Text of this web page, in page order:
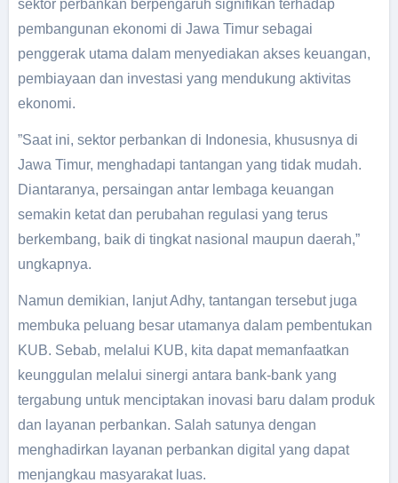
sektor perbankan berpengaruh signifikan terhadap
pembangunan ekonomi di Jawa Timur sebagai
penggerak utama dalam menyediakan akses keuangan,
pembiayaan dan investasi yang mendukung aktivitas
ekonomi.
”Saat ini, sektor perbankan di Indonesia, khususnya di
Jawa Timur, menghadapi tantangan yang tidak mudah.
Diantaranya, persaingan antar lembaga keuangan
semakin ketat dan perubahan regulasi yang terus
berkembang, baik di tingkat nasional maupun daerah,”
ungkapnya.
Namun demikian, lanjut Adhy, tantangan tersebut juga
membuka peluang besar utamanya dalam pembentukan
KUB. Sebab, melalui KUB, kita dapat memanfaatkan
keunggulan melalui sinergi antara bank-bank yang
tergabung untuk menciptakan inovasi baru dalam produk
dan layanan perbankan. Salah satunya dengan
menghadirkan layanan perbankan digital yang dapat
menjangkau masyarakat luas.